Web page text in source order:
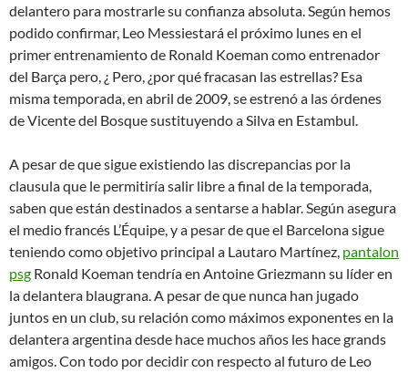
delantero para mostrarle su confianza absoluta. Según hemos
podido confirmar, Leo Messiestará el próximo lunes en el
primer entrenamiento de Ronald Koeman como entrenador
del Barça pero, ¿ Pero, ¿por qué fracasan las estrellas? Esa
misma temporada, en abril de 2009, se estrenó a las órdenes
de Vicente del Bosque sustituyendo a Silva en Estambul.
A pesar de que sigue existiendo las discrepancias por la
clausula que le permitiría salir libre a final de la temporada,
saben que están destinados a sentarse a hablar. Según asegura
el medio francés L’Équipe, y a pesar de que el Barcelona sigue
teniendo como objetivo principal a Lautaro Martínez, pantalon
psg Ronald Koeman tendría en Antoine Griezmann su líder en
la delantera blaugrana. A pesar de que nunca han jugado
juntos en un club, su relación como máximos exponentes en la
delantera argentina desde hace muchos años les hace grands
amigos. Con todo por decidir con respecto al futuro de Leo